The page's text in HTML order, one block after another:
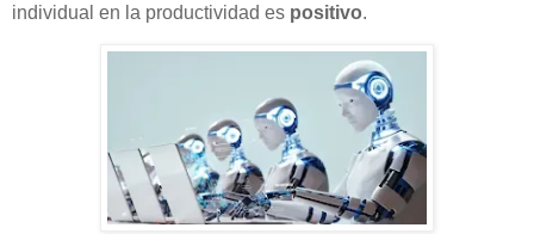
individual en la productividad es positivo.